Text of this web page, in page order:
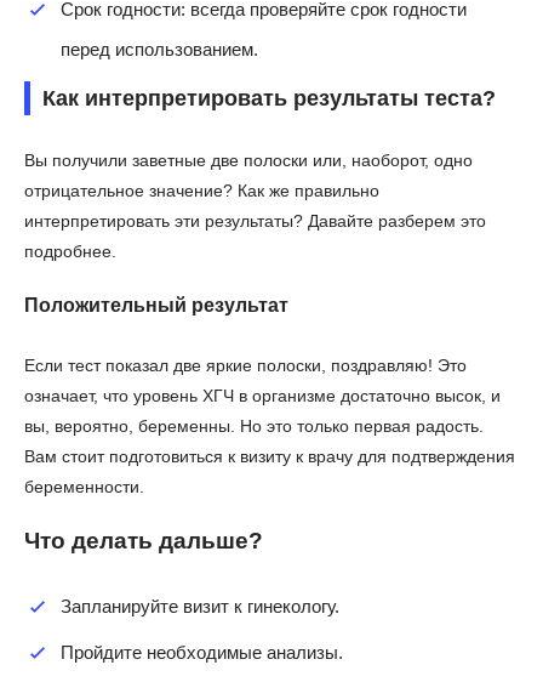
Срок годности: всегда проверяйте срок годности
перед использованием.
Как интерпретировать результаты теста?
Вы получили заветные две полоски или, наоборот, одно
отрицательное значение? Как же правильно
интерпретировать эти результаты? Давайте разберем это
подробнее.
Положительный результат
Если тест показал две яркие полоски, поздравляю! Это
означает, что уровень ХГЧ в организме достаточно высок, и
вы, вероятно, беременны. Но это только первая радость.
Вам стоит подготовиться к визиту к врачу для подтверждения
беременности.
Что делать дальше?
Запланируйте визит к гинекологу.
Пройдите необходимые анализы.